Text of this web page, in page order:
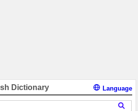
Dictionary Language